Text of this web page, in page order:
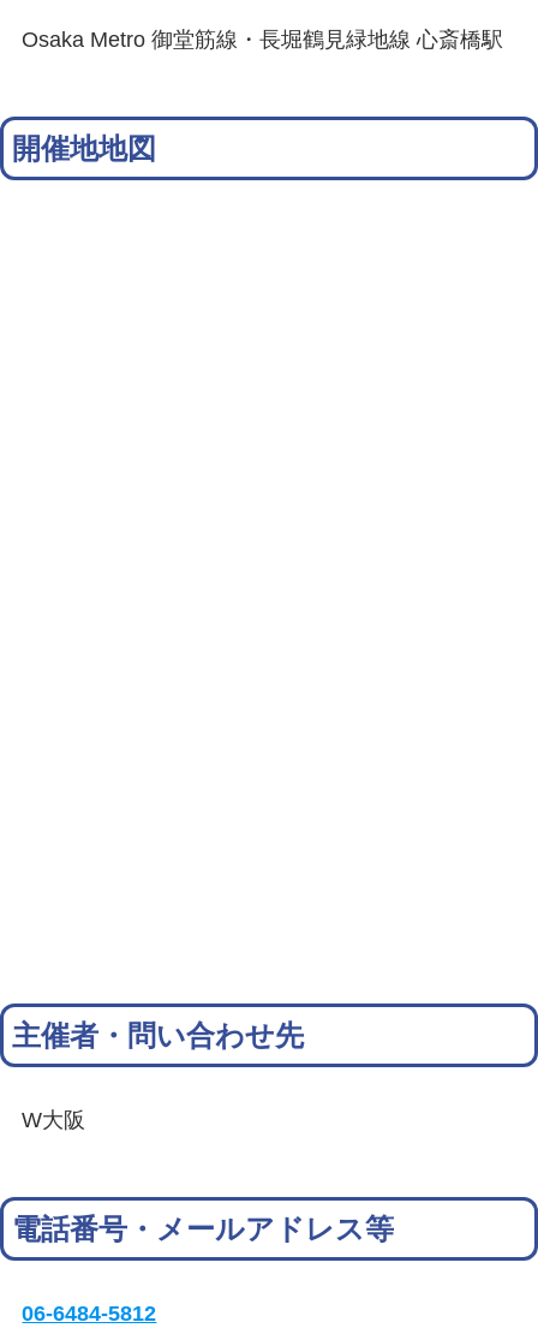
Osaka Metro 御堂筋線・長堀鶴見緑地線 心斎橋駅
開催地地図
主催者・問い合わせ先
W大阪
電話番号・メールアドレス等
06-6484-5812